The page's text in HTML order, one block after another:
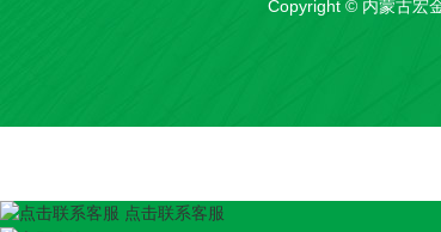
Copyright © 内蒙古宏
点击联系客服